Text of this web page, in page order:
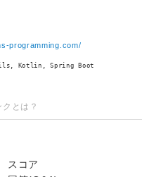
programming.com/
Kotlin, Spring Boot
クとは？
スコア